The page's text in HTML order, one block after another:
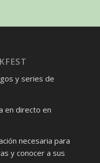
y series de
en directo en
necesaria para
y conocer a sus